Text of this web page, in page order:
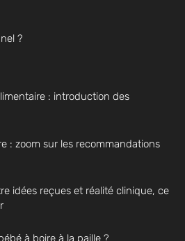
?
: introduction des
: zoom sur les recommandations
idées reçues et réalité clinique, ce
à boire à la paille ?